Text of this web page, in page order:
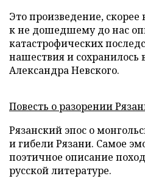
Это произведение,
к не дошедшему до нас
катастрофических
нашествия и сохранилось
Александра Невского.
Повесть о разорении
Рязанский эпос о
и гибели Рязани. Самое
поэтичное описание
русской литературе.